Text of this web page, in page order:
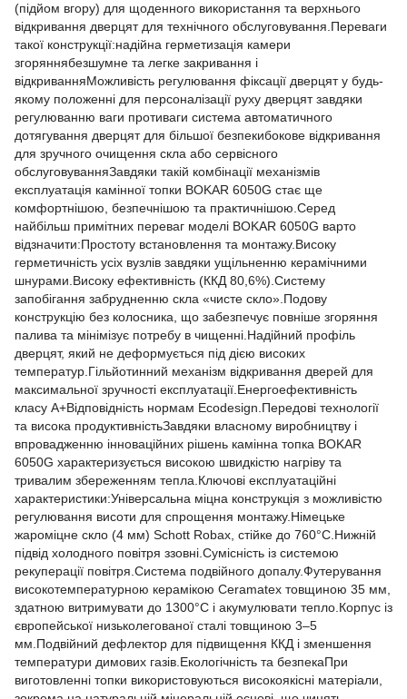
(підйом вгору) для щоденного використання та верхнього
відкривання дверцят для технічного обслуговування.Переваги
такої конструкції:надійна герметизація камери
згоряннябезшумне та легке закривання і
відкриванняМожливість регулювання фіксації дверцят у будь-
якому положенні для персоналізації руху дверцят завдяки
регулюванню ваги противаги система автоматичного
дотягування дверцят для більшої безпекибокове відкривання
для зручного очищення скла або сервісного
обслуговуванняЗавдяки такій комбінації механізмів
експлуатація камінної топки BOKAR 6050G стає ще
комфортнішою, безпечнішою та практичнішою.Серед
найбільш примітних переваг моделі BOKAR 6050G варто
відзначити:Простоту встановлення та монтажу.Високу
герметичність усіх вузлів завдяки ущільненню керамічними
шнурами.Високу ефективність (ККД 80,6%).Систему
запобігання забрудненню скла «чисте скло».Подову
конструкцію без колосника, що забезпечує повніше згоряння
палива та мінімізує потребу в чищенні.Надійний профіль
дверцят, який не деформується під дією високих
температур.Гільйотинний механізм відкривання дверей для
максимальної зручності експлуатації.Енергоефективність
класу А+Відповідність нормам Ecodesign.Передові технології
та висока продуктивністьЗавдяки власному виробництву і
впровадженню інноваційних рішень камінна топка BOKAR
6050G характеризується високою швидкістю нагріву та
тривалим збереженням тепла.Ключові експлуатаційні
характеристики:Універсальна міцна конструкція з можливістю
регулювання висоти для спрощення монтажу.Німецьке
жароміцне скло (4 мм) Schott Robax, стійке до 760°C.Нижній
підвід холодного повітря ззовні.Сумісність із системою
рекуперації повітря.Система подвійного допалу.Футерування
високотемпературною керамікою Ceramatex товщиною 35 мм,
здатною витримувати до 1300°C і акумулювати тепло.Корпус із
європейської низьколегованої сталі товщиною 3–5
мм.Подвійний дефлектор для підвищення ККД і зменшення
температури димових газів.Екологічність та безпекаПри
виготовленні топки використовуються високоякісні матеріали,